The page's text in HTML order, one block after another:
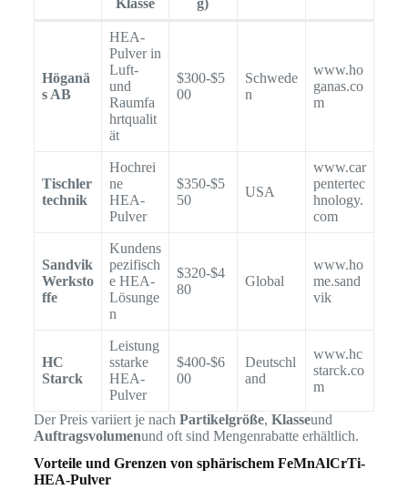
Höganä
s AB
HEA-
Pulver in
Luft-
und
Raumfa
hrtqualit
ät
$300-$5
00
Schwede
n
www.ho
ganas.co
m
Tischler
technik
Hochrei
ne
HEA-
Pulver
$350-$5
50
USA
www.car
pentertec
hnology.
com
Sandvik
Werksto
ffe
Kundens
pezifisch
e HEA-
Lösunge
n
$320-$4
80
Global
www.ho
me.sand
vik
HC
Starck
Leistung
sstarke
HEA-
Pulver
$400-$6
00
Deutschl
and
www.hc
starck.co
m
Der Preis variiert je nach Partikelgröße, Klasseund
Auftragsvolumenund oft sind Mengenrabatte erhältlich.
Vorteile und Grenzen von sphärischem FeMnAlCrTi-
HEA-Pulver